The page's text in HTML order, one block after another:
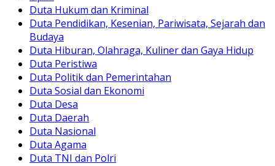
Duta Hukum dan Kriminal
Duta Pendidikan, Kesenian, Pariwisata, Sejarah dan
Budaya
Duta Hiburan, Olahraga, Kuliner dan Gaya Hidup
Duta Peristiwa
Duta Politik dan Pemerintahan
Duta Sosial dan Ekonomi
Duta Desa
Duta Daerah
Duta Nasional
Duta Agama
Duta TNI dan Polri